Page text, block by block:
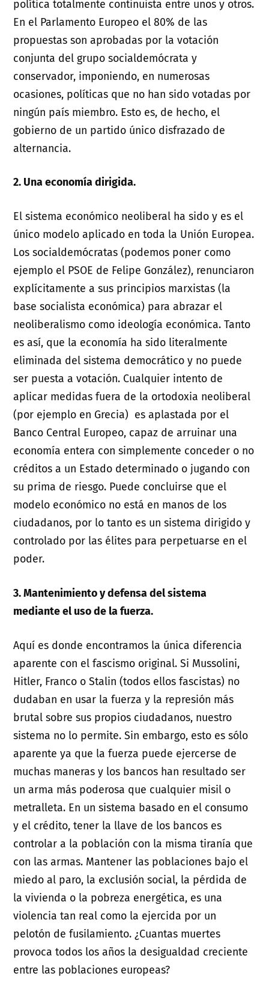
política totalmente continuista entre unos y otros.
En el Parlamento Europeo el 80% de las
propuestas son aprobadas por la votación
conjunta del grupo socialdemócrata y
conservador, imponiendo, en numerosas
ocasiones, políticas que no han sido votadas por
ningún país miembro. Esto es, de hecho, el
gobierno de un partido único disfrazado de
alternancia.
2. Una economía dirigida.
El sistema económico neoliberal ha sido y es el
único modelo aplicado en toda la Unión Europea.
Los socialdemócratas (podemos poner como
ejemplo el PSOE de Felipe González), renunciaron
explícitamente a sus principios marxistas (la
base socialista económica) para abrazar el
neoliberalismo como ideología económica. Tanto
es así, que la economía ha sido literalmente
eliminada del sistema democrático y no puede
ser puesta a votación. Cualquier intento de
aplicar medidas fuera de la ortodoxia neoliberal
(por ejemplo en Grecia) es aplastada por el
Banco Central Europeo, capaz de arruinar una
economía entera con simplemente conceder o no
créditos a un Estado determinado o jugando con
su prima de riesgo. Puede concluirse que el
modelo económico no está en manos de los
ciudadanos, por lo tanto es un sistema dirigido y
controlado por las élites para perpetuarse en el
poder.
3. Mantenimiento y defensa del sistema
mediante el uso de la fuerza.
Aquí es donde encontramos la única diferencia
aparente con el fascismo original. Si Mussolini,
Hitler, Franco o Stalin (todos ellos fascistas) no
dudaban en usar la fuerza y la represión más
brutal sobre sus propios ciudadanos, nuestro
sistema no lo permite. Sin embargo, esto es sólo
aparente ya que la fuerza puede ejercerse de
muchas maneras y los bancos han resultado ser
un arma más poderosa que cualquier misil o
metralleta. En un sistema basado en el consumo
y el crédito, tener la llave de los bancos es
controlar a la población con la misma tiranía que
con las armas. Mantener las poblaciones bajo el
miedo al paro, la exclusión social, la pérdida de
la vivienda o la pobreza energética, es una
violencia tan real como la ejercida por un
pelotón de fusilamiento. ¿Cuantas muertes
provoca todos los años la desigualdad creciente
entre las poblaciones europeas?